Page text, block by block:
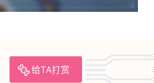
给TA打赏